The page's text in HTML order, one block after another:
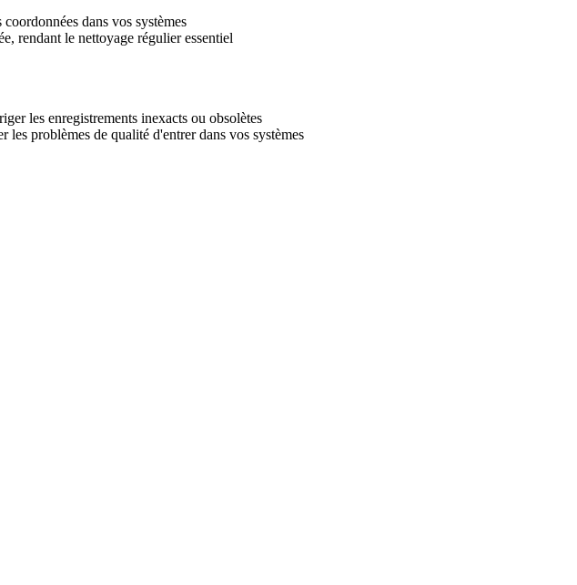
dans vos systèmes
rendant le nettoyage régulier essentiel
les enregistrements inexacts ou obsolètes
les problèmes de qualité d'entrer dans vos systèmes